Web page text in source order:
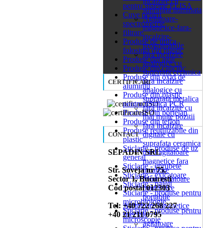
suprafata iluminata
Agitatoare-
magnetice-fara-
incalzire-
programabile
fara incalzire
analogice cu
suprafata ceramica
fara incalzire
analogice cu
suprafata metalica
fara incalzire cu
mai multe pozitii
fara incalzire
digitale cu
suprafata ceramica
mini agitatoare
magnetice fara
incalzire
Mini agitatoare
magnetice
portabile
Agitatoare magnetice
speciale
agitatoare
pentru sisteme ELISA
Cuve pentru
spectrometrie
filtrare
Produse de unica
folosinta din plastic
Produse din agat
Produse din cauciuc
Produse din oxid de
aluminiu
Produse din plastic
pentru tehnica PCR
Produse din portelan
Produse din teflon
Produse reutilizabile din
plastic
Sticlarie - produse de uz
general
Sticlarie - eprubete
Sticlarie - exicatoare
Sticlarie - palnii
Sticlarie - produse pentru
microbiologie
Sticlarie - produse pentru
microscopie
CERTIFICARI
CONTACT
SEPADIN SRL
Str. Soveja nr 75,
Sector 1, Bucuresti
Cod postal 012303
Tel: +40 722 268 227
+40 21 211 0795